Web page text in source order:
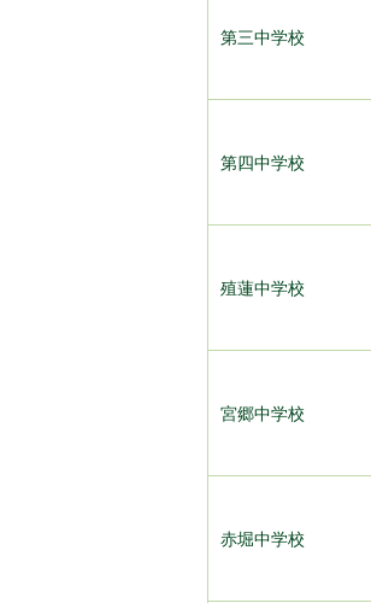
第三中学校
第四中学校
殖蓮中学校
宮郷中学校
赤堀中学校